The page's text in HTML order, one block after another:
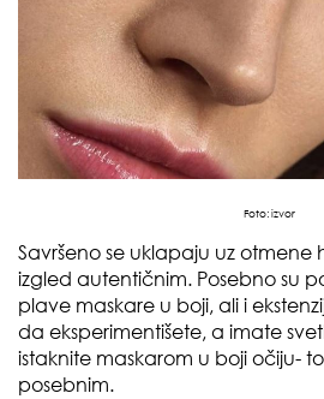
Foto:izvor
Savršeno se uklapaju uz otmene
izgled autentičnim. Posebno su
plave maskare u boji, ali i
da eksperimentišete, a imate
istaknite maskarom u boji očiju-
posebnim.